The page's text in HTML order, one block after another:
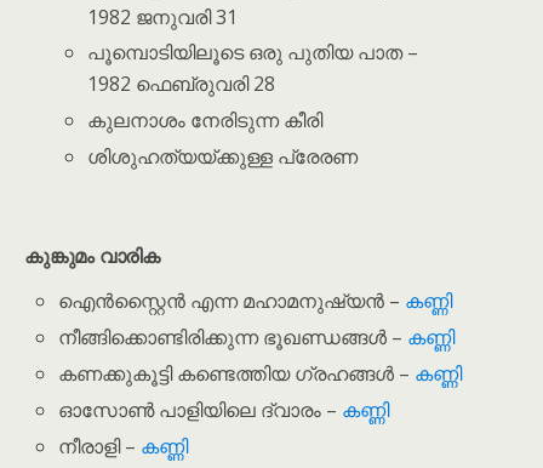
1982 ജനുവരി 31
പൂമ്പൊടിയിലൂടെ ഒരു പുതിയ പാത –
1982 ഫെബ്രുവരി 28
കുലനാശം നേരിടുന്ന കീരി
ശിശുഹത്യയ്ക്കുള്ള പ്രേരണ
കുങ്കുമം വാരിക
ഐൻസ്റ്റൈൻ എന്ന മഹാമനുഷ്യൻ – കണ്ണി
നീങ്ങിക്കൊണ്ടിരിക്കുന്ന ഭൂഖണ്ഡങ്ങൾ – കണ്ണി
കണക്കുകൂട്ടി കണ്ടെത്തിയ ഗ്രഹങ്ങൾ – കണ്ണി
ഓസോൺ പാളിയിലെ ദ്വാരം – കണ്ണി
നീരാളി – കണ്ണി